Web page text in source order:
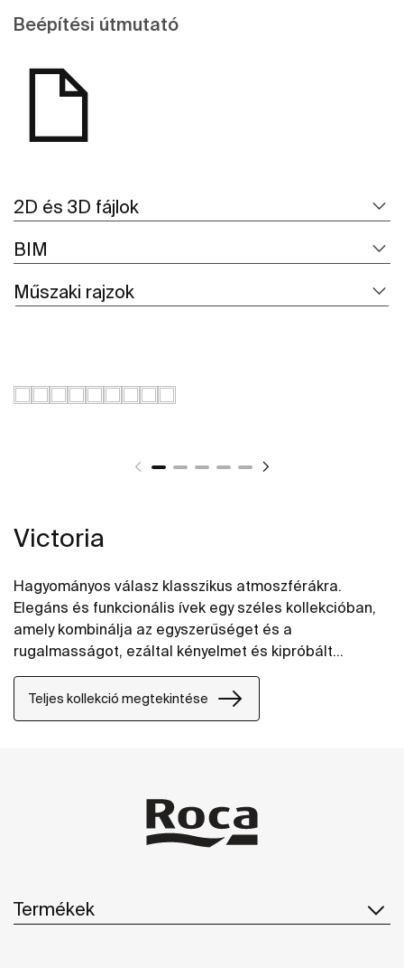
Beépítési útmutató
2D és 3D fájlok
BIM
Műszaki rajzok
Victoria
Hagyományos válasz klasszikus atmoszférákra.
Elegáns és funkcionális ívek egy széles kollekcióban,
amely kombinálja az egyszerűséget és a
rugalmasságot, ezáltal kényelmet és kipróbált
megoldásokat ajánl.
Teljes kollekció megtekintése
Termékek